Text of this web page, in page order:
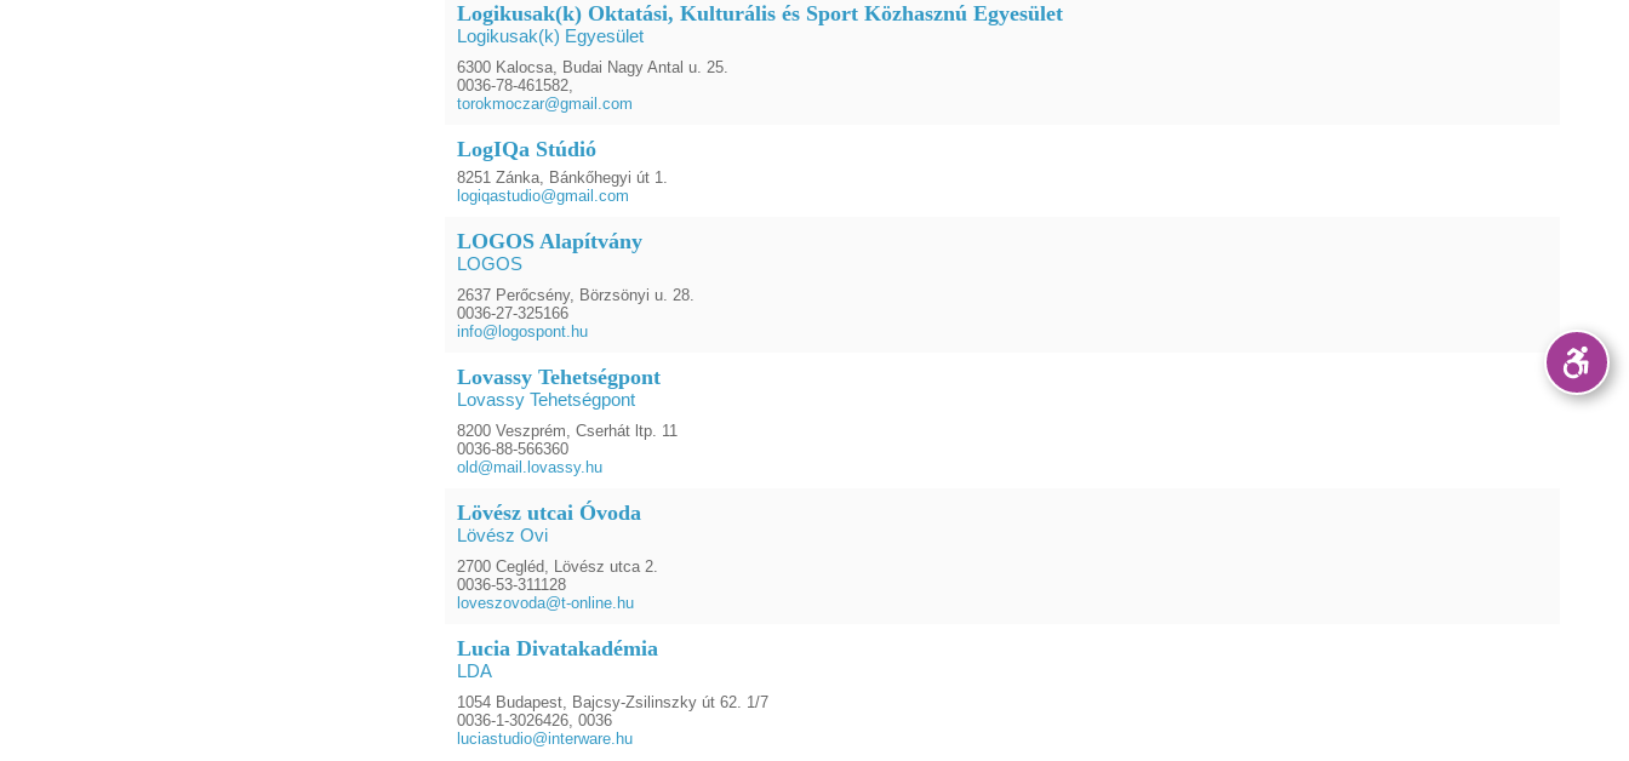
Logikusak(k) Oktatási, Kulturális és Sport Közhasznú Egyesület
Logikusak(k) Egyesület
6300 Kalocsa, Budai Nagy Antal u. 25.
0036-78-461582,
torokmoczar@gmail.com
LogIQa Stúdió
8251 Zánka, Bánkőhegyi út 1.
logiqastudio@gmail.com
LOGOS Alapítvány
LOGOS
2637 Perőcsény, Börzsönyi u. 28.
0036-27-325166
info@logospont.hu
Lovassy Tehetségpont
Lovassy Tehetségpont
8200 Veszprém, Cserhát ltp. 11
0036-88-566360
old@mail.lovassy.hu
Lövész utcai Óvoda
Lövész Ovi
2700 Cegléd, Lövész utca 2.
0036-53-311128
loveszovoda@t-online.hu
Lucia Divatakadémia
LDA
1054 Budapest, Bajcsy-Zsilinszky út 62. 1/7
0036-1-3026426, 0036
luciastudio@interware.hu